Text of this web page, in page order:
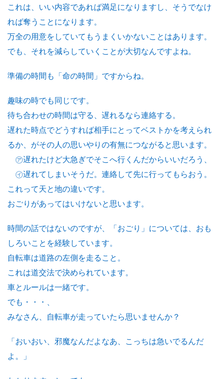
これは、いい内容であれば満足になりますし、そうでなけ
れば奪うことになります。
万全の用意をしていてもうまくいかないことはあります。
でも、それを減らしていくことが大切なんですよね。
準備の時間も「命の時間」ですからね。
趣味の時でも同じです。
待ち合わせの時間は守る、遅れるなら連絡する。
遅れた時点でどうすれば相手にとってベストかを考えられ
るか、がその人の思いやりの有無につながると思います。
㋐遅れたけど大急ぎでそこへ行くんだからいいだろう、
㋑遅れてしまいそうだ。連絡して先に行ってもらおう。
これって天と地の違いです。
おごりがあってはいけないと思います。
時間の話ではないのですが、「おごり」については、おも
しろいことを経験しています。
自転車は道路の左側を走ること。
これは道交法で決められています。
車とルールは一緒です。
でも・・・、
みなさん、自転車が走っていたら思いませんか？
「おいおい、邪魔なんだよなあ、こっちは急いでるんだ
よ。」